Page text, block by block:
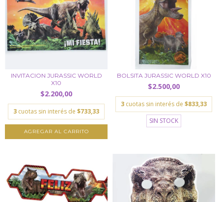
INVITACION JURASSIC WORLD
X10
$2.200,00
3 cuotas sin interés de $733,33
BOLSITA JURASSIC WORLD X10
$2.500,00
3 cuotas sin interés de $833,33
SIN STOCK